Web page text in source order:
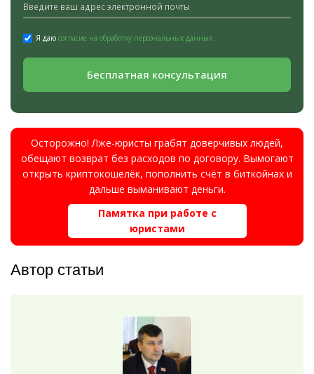
Я даю согласие на обработку персональных данных.
Бесплатная консультация
Осторожно! Лже-юристы грабят доверчивых людей,
обещают возврат без расходов по договору. Вымогают
открыть криптокошелёк, пополнить счёт в биткойнах и
дальше выманивают деньги.
Памятка при работе с
юристами
Автор статьи